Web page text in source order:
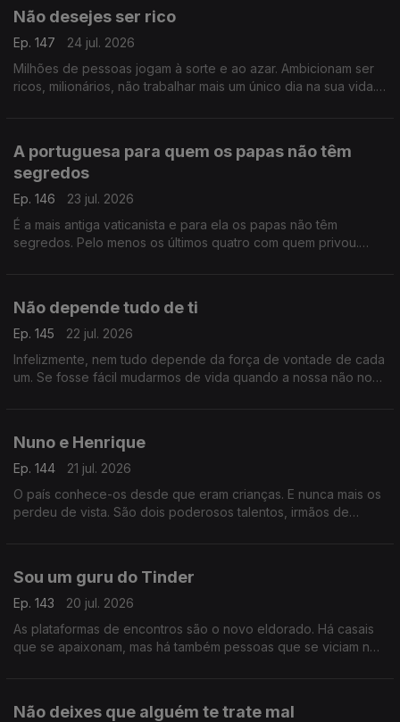
Não desejes ser rico
Ep. 147
24 jul. 2026
Milhões de pessoas jogam à sorte e ao azar. Ambicionam ser
ricos, milionários, não trabalhar mais um único dia na sua vida.
A portuguesa para quem os papas não têm
segredos
Ep. 146
23 jul. 2026
É a mais antiga vaticanista e para ela os papas não têm
segredos. Pelo menos os últimos quatro com quem privou.
Não depende tudo de ti
Ep. 145
22 jul. 2026
Infelizmente, nem tudo depende da força de vontade de cada
um. Se fosse fácil mudarmos de vida quando a nossa não nos
Nuno e Henrique
Ep. 144
21 jul. 2026
O país conhece-os desde que eram crianças. E nunca mais os
perdeu de vista. São dois poderosos talentos, irmãos de
Sou um guru do Tinder
Ep. 143
20 jul. 2026
As plataformas de encontros são o novo eldorado. Há casais
que se apaixonam, mas há também pessoas que se viciam no
Não deixes que alguém te trate mal